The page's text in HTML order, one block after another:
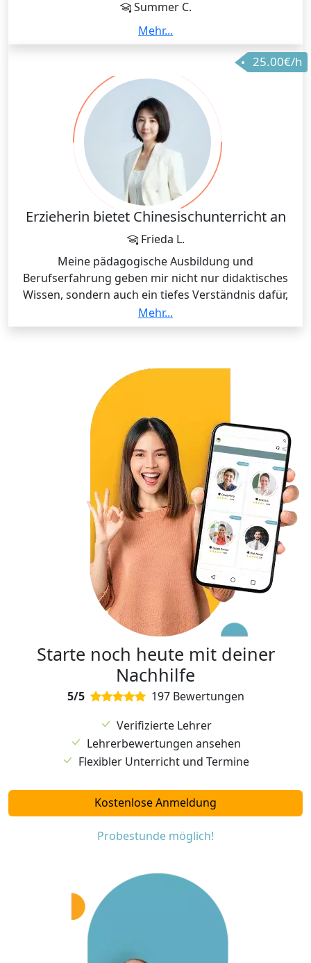
individuellen Lehrplan, der sich an persönlichen
Stärken, Lernstrategien und Entwicklungszielen
orientiert.
Summer C.
🤗你好呀! I'm Teacher Summer, from Chengdu, a
vibrant city in China that's not only the hometown of
the adorable giant pandas🐼🎋 but also famous for
its irresistible hot pot🍲🍲!
I really love traditional Chinese culture 🌸🏮. I can
write with a brush pen 🖋️, and I’ve explored several
intangible cultural heritage crafts 🎐 — including
sachet making 🧿, incense bead crafting 📿, sugar
painting 🍭, paper-cutting ✂️, and cloisonné ✨. If
you’re curious about Chinese culture, I’m sure you’d
enjoy trying these hands-on experiences too 😊
I’m a certified Chinese tutor with over eight years of
teaching experience 📚, and I'm passionate about
helping students build the confidence to speak
Chinese 🗣️✨.
Mehr...
25.00€/h
Erzieherin bietet Chinesischunterricht an
Frieda L.
Meine pädagogische Ausbildung und
Berufserfahrung geben mir nicht nur didaktisches
Wissen, sondern auch ein tiefes Verständnis dafür,
wie Menschen lernen – unabhängig vom Alter. Ich
weiß, wie wichtig Motivation, emotionale Sicherheit
Mehr...
Starte noch heute mit deiner
Nachhilfe
5/5
197 Bewertungen
Verifizierte Lehrer
Lehrerbewertungen ansehen
Flexibler Unterricht und Termine
Kostenlose Anmeldung
Probestunde möglich!